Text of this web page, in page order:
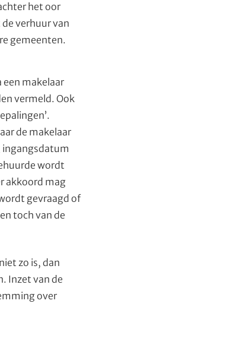
het oor
verhuur van
gemeenten.
een makelaar
vermeld. Ook
de makelaar
ingangsdatum
wordt
akkoord mag
gevraagd of
toch van de
zo is, dan
Inzet van de
over